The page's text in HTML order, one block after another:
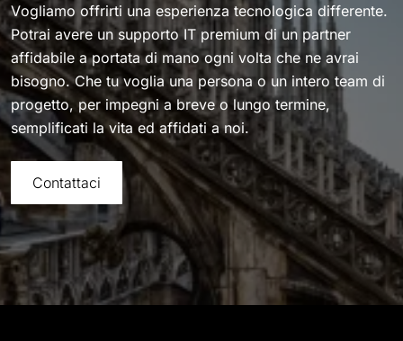
Vogliamo offrirti una esperienza tecnologica differente.
Potrai avere un supporto IT premium di un partner
affidabile a portata di mano ogni volta che ne avrai
bisogno. Che tu voglia una persona o un intero team di
progetto, per impegni a breve o lungo termine,
semplificati la vita ed affidati a noi.
Contattaci